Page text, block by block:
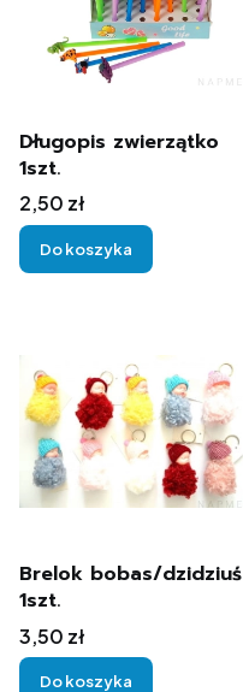
Długopis zwierzątko
1szt.
Cena
2,50 zł
Do koszyka
Brelok bobas/dzidziuś
1szt.
Cena
3,50 zł
Do koszyka